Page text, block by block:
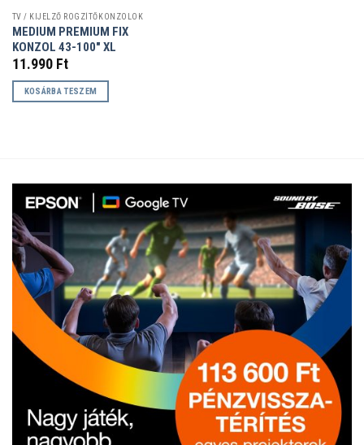
TV / KIJELZŐ RÖGZÍTŐKONZOLOK
MEDIUM PREMIUM FIX
KONZOL 43-100″ XL
11.990 Ft
KOSÁRBA TESZEM